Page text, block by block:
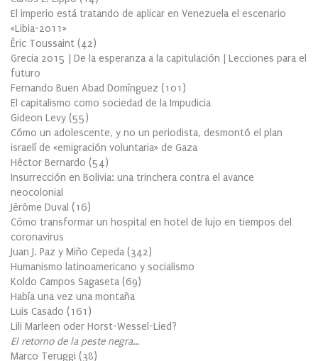
El imperio está tratando de aplicar en Venezuela el escenario
«Libia-2011»
Éric Toussaint (42)
Grecia 2015 | De la esperanza a la capitulación | Lecciones para el
futuro
Fernando Buen Abad Domínguez (101 )
El capitalismo como sociedad de la Impudicia
Gideon Levy (55)
Cómo un adolescente, y no un periodista, desmontó el plan
israelí de «emigración voluntaria» de Gaza
Héctor Bernardo (54)
Insurrección en Bolivia: una trinchera contra el avance
neocolonial
Jérôme Duval (16)
Cómo transformar un hospital en hotel de lujo en tiempos del
coronavirus
Juan J. Paz y Miño Cepeda (342)
Humanismo latinoamericano y socialismo
Koldo Campos Sagaseta (69)
Había una vez una montaña
Luis Casado (161 )
Lili Marleen oder Horst-Wessel-Lied?
El retorno de la peste negra…
Marco Teruggi (38)